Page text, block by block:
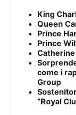
King
Queen
Prince
Prince
come i
Group
“Royal